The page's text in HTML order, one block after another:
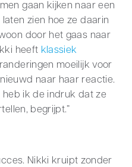
gaan kijken naar een
zien hoe ze daarin
door het gaas naar
heeft klassiek
moeilijk voor
naar haar reactie.
heb ik de indruk dat ze
begrijpt.”
Nikki kruipt zonder